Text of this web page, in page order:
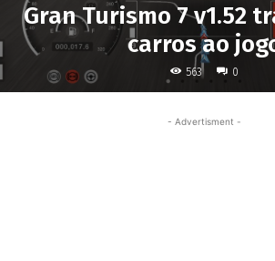
Gran Turismo 7 v1.52
carros ao
563 0
- Advertisment -